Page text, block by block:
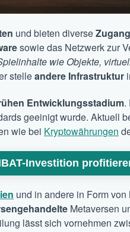
und bieten diverse
sowie das Netzwerk zur
wie Objekte,
stelleandere Infrastruktur
Entwicklungsstadium.
geeinigt wurde. Aktuell
wie bei Kryptowährungen
Investition
und in andere in Form von
Metaversen
lässt sich vornehmen